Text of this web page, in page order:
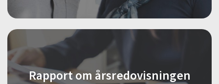
Rapport om årsredovisningen